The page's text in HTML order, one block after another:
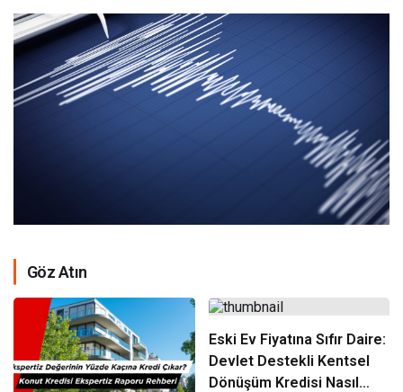
Göz Atın
Eski Ev Fiyatına Sıfır Daire:
Devlet Destekli Kentsel
Dönüşüm Kredisi Nasıl